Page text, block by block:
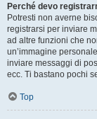
Perché devo
Potresti non averne
registrarsi per inviare
ad altre funzioni che
un’immagine
inviare messaggi di
ecc. Ti bastano pochi
Top